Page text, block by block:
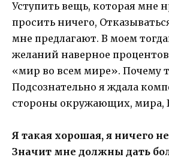
Уступить вещь, которая мне
просить ничего,
мне предлагают. В моем
желаний наверное
«мир во всем мире». Почему
Подсознательно я ждала
стороны окружающих, мира,
Я такая хорошая, я ничего
Значит мне должны дать